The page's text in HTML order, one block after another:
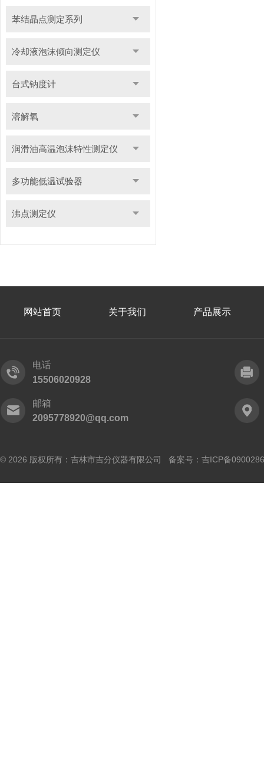
苯结晶点测定系列
冷却液泡沫倾向测定仪
台式钠度计
溶解氧
润滑油高温泡沫特性测定仪
多功能低温试验器
沸点测定仪
网站首页 关于我们 产品展示
电话
15506020928
邮箱
2095778920@qq.com
© 2026 版权所有：吉林市吉分仪器有限公司 备案号： 吉ICP备